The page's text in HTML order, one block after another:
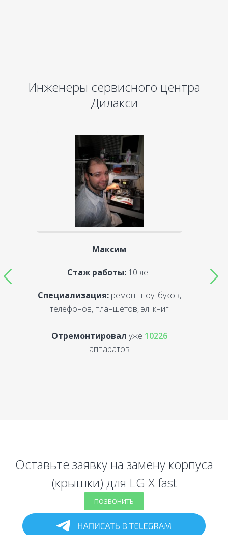
Инженеры сервисного центра
Дилакси
Максим
Стаж работы:10 лет
Специализация:ремонт ноутбуков,
телефонов, планшетов, эл. книг
Отремонтировал уже 10226
аппаратов
Оставьте заявку на замену корпуса
(крышки) для LG X fast
ПОЗВОНИТЬ